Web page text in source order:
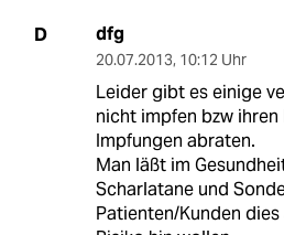
D dfg
20.07.2013, 10:12 Uhr
Leider gibt es einige
nicht impfen bzw
Impfungen abraten.
Man läßt im
Scharlatane und
Patienten/Kunden